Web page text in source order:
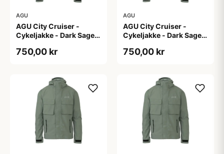
AGU
AGU City Cruiser -
Cykeljakke - Dark Sage -
750,00 kr
AGU
AGU City Cruiser -
Cykeljakke - Dark Sage -
750,00 kr